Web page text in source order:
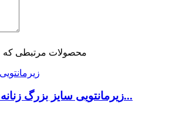
محصولات مرتبطی که
زیرمانتویی سایز بزرگ زنانه مشکی سایز...